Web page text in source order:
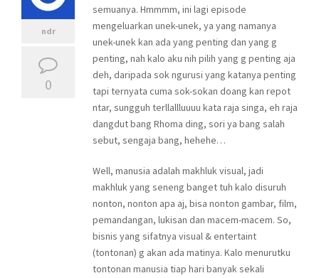
ndr
0
semuanya. Hmmmm, ini lagi episode
mengeluarkan unek-unek, ya yang namanya
unek-unek kan ada yang penting dan yang g
penting, nah kalo aku nih pilih yang g penting aja
deh, daripada sok ngurusi yang katanya penting
tapi ternyata cuma sok-sokan doang kan repot
ntar, sungguh terllallluuuu kata raja singa, eh raja
dangdut bang Rhoma ding, sori ya bang salah
sebut, sengaja bang, hehehe…
Well, manusia adalah makhluk visual, jadi
makhluk yang seneng banget tuh kalo disuruh
nonton, nonton apa aj, bisa nonton gambar, film,
pemandangan, lukisan dan macem-macem. So,
bisnis yang sifatnya visual & entertaint
(tontonan) g akan ada matinya. Kalo menurutku
tontonan manusia tiap hari banyak sekali